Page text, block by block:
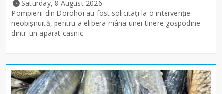
Saturday, 8 August 2026
Pompierii din Dorohoi au fost solicitați la o intervenție
neobișnuită, pentru a elibera mâna unei tinere gospodine
dintr-un aparat casnic.